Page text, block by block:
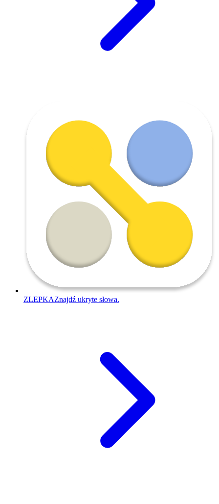
ZLEPKAZnajdź ukryte słowa.